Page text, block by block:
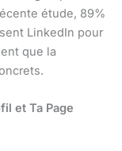
étude, 89%
LinkedIn pour
que la
et Ta Page